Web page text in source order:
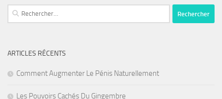
Rechercher :
ARTICLES RÉCENTS
Comment Augmenter Le Pénis Naturellement
Les Pouvoirs Cachés Du Gingembre